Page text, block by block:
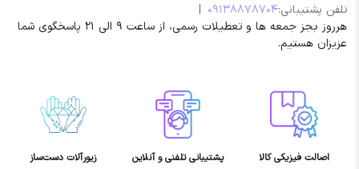
تلفن پشتیبانی:09138878704
|
هرروز بجز جمعه ها و تعطیلات رسمی، از ساعت 9 الی 21 پاسخگوی شما
عزیزان هستیم.
اصالت فیزیکی کالا پشتیبانی تلفنی و آنلاین زیورآلات دست‌ساز